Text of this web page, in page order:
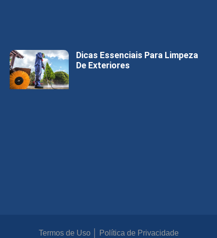
Dicas Essenciais Para Limpeza
De Exteriores
Termos de Uso Política de Privacidade